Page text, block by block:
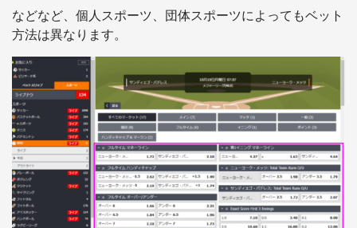
などなど、個人スポーツ、団体スポーツによってもベット
方法は異なります。